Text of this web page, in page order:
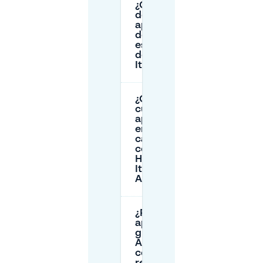
¿Qué horarios
de
aparcamiento
de pago debo
esperar cerca
de Happy
Italy Arnhem?
¿Cuánto
cuesta
aparcar
en la
calle
cerca de
Happy
Italy
Arnhem?
¿Puedo
aparcar
gratis en
Arnhem
cerca del